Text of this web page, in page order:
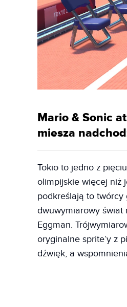
Mario & Sonic
miesza
Tokio to jedno z
olimpijskie więcej niż
podkreślają to twórcy
dwuwymiarowy świat
Eggman.
oryginalne sprite’y z
dźwięk, a